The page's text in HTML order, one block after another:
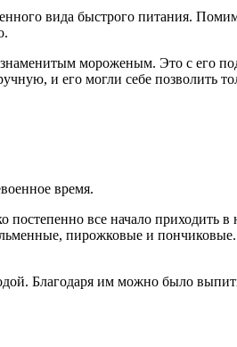
вида быстрого питания.
мороженым. Это с его
и его могли себе позволить
время.
все начало приходить в
пирожковые и
Благодаря им можно было